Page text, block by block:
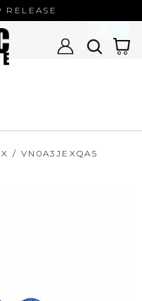
RELEASE
/ VN0A3JEXQA5
公式アプリ -